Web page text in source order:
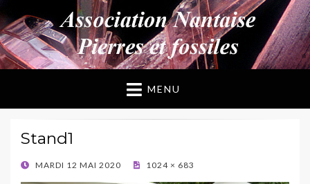
ANPF
Association Nantaise Pierres et Fossiles
MENU
Stand1
POSTED
MARDI 12 MAI 2020 1024 × 683